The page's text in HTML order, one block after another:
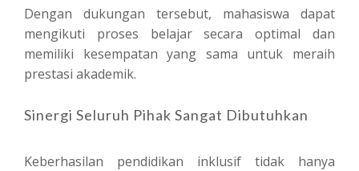
Dengan dukungan tersebut, mahasiswa dapat
mengikuti proses belajar secara optimal dan
memiliki kesempatan yang sama untuk meraih
prestasi akademik.
Sinergi Seluruh Pihak Sangat Dibutuhkan
Keberhasilan pendidikan inklusif tidak hanya